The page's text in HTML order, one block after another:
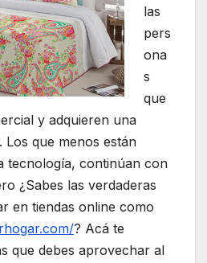
las
pers
ona
s
que
y adquieren una
que menos están
tecnología, continúan con
¿Sabes las verdaderas
en tiendas online como
? Acá te
que debes aprovechar al